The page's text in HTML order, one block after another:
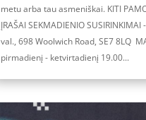
metu arba tau asmeniškai. KITI
ĮRAŠAI SEKMADIENIO SUSIRINKIMAI
val., 698 Woolwich Road, SE7 8LQ
pirmadienį - ketvirtadienį 19.00...